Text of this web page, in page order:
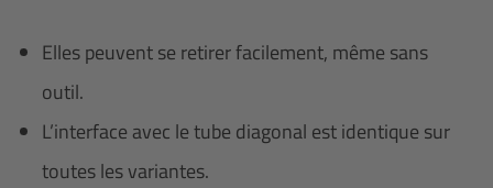
Elles peuvent se retirer facilement, même sans
outil.
L’interface avec le tube diagonal est identique sur
toutes les variantes.